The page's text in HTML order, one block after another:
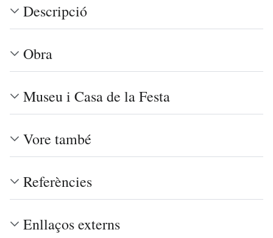
Descripció
Obra
Museu i Casa de la Festa
Vore també
Referències
Enllaços externs